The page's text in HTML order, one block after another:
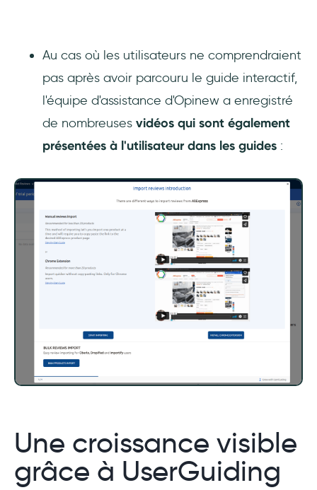
Au cas où les utilisateurs ne comprendraient
pas après avoir parcouru le guide interactif,
l'équipe d'assistance d'Opinew a enregistré
de nombreuses vidéos qui sont également
présentées à l'utilisateur dans les guides :
Une croissance visible
grâce à UserGuiding